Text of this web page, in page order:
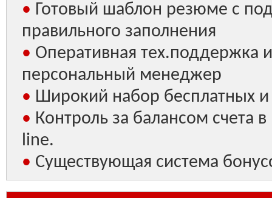
• Готовый шаблон резюме с
правильного заполнения
• Оперативная тех.поддержка и
персональный менеджер
• Широкий набор бесплатных и
• Контроль за балансом счета
line.
• Существующая система